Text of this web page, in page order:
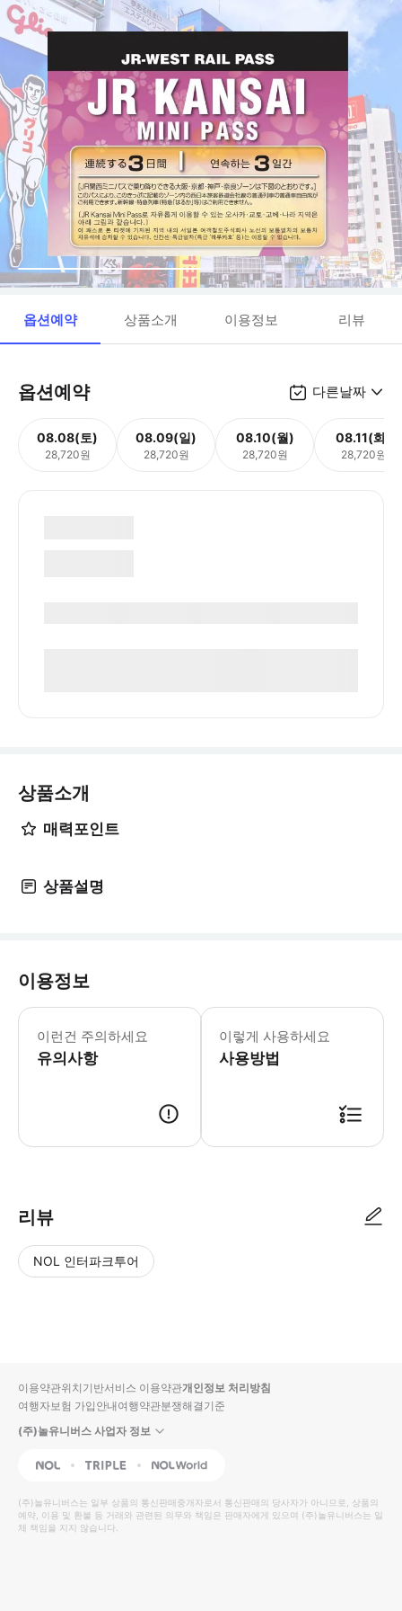
옵션예약 상품소개 이용정보 리뷰
옵션예약 다른날짜
08.08(토)
28,720원
08.09(일)
28,720원
08.10(월)
28,720원
08.11(화)
28,720원
상품소개
매력포인트
상품설명
이용정보
이런건 주의하세요
유의사항
▶ 영업 정보 * 1월 ~ 12월 *
이렇게 사용하세요
사용방법
리뷰
NOL 인터파크투어
입니
다.
높
은
순
동
영
상
순
상
이용약관위치기반서비스 이용약관개인정보 처리방침
여행자보험 가입안내여행약관분쟁해결기준
(주)놀유니버스 사업자 정보
NOL Triple Interpark Global
(주)놀유니버스는 일부 상품의 통신판매중개자로서 통신판매의 당사자가 아니므로, 상품의
예약, 이용 및 환불 등 거래와 관련된 의무와 책임은 판매자에게 있으며 (주)놀유니버스는 일
체 책임을 지지 않습니다.